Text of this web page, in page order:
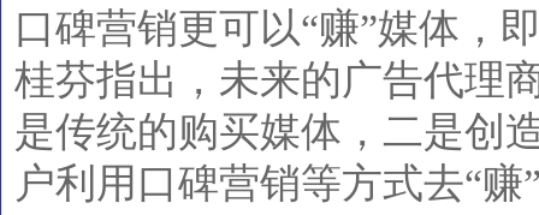
口碑营销更可以“赚”媒体，
桂芬指出，未来的广告代理
是传统的购买媒体，二是创
户利用口碑营销等方式去“赚